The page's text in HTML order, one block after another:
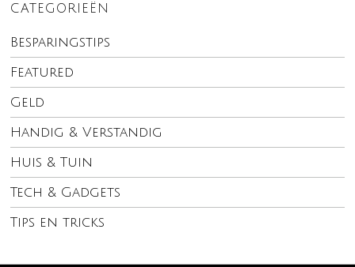
CATEGORIEËN
Besparingstips
Featured
Geld
Handig & Verstandig
Huis & Tuin
Tech & Gadgets
Tips en tricks